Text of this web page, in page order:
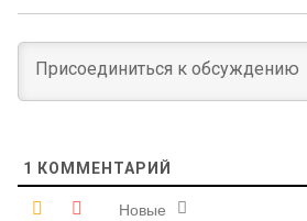
1 КОММЕНТАРИЙ
Новые